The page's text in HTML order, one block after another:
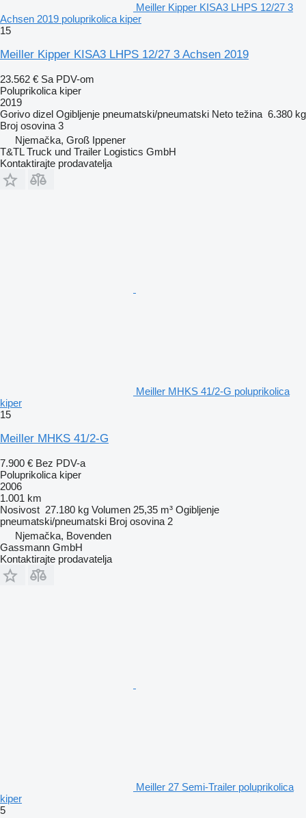
Meiller Kipper KISA3 LHPS 12/27 3
Achsen 2019 poluprikolica kiper
15
Meiller Kipper KISA3 LHPS 12/27 3 Achsen 2019
23.562 € Sa PDV-om
Poluprikolica kiper
2019
Gorivo dizel Ogibljenje pneumatski/pneumatski Neto težina 6.380 kg
Broj osovina 3
Njemačka, Groß Ippener
T&TL Truck und Trailer Logistics GmbH
Kontaktirajte prodavatelja
Meiller MHKS 41/2-G poluprikolica
kiper
15
Meiller MHKS 41/2-G
7.900 € Bez PDV-a
Poluprikolica kiper
2006
1.001 km
Nosivost 27.180 kg Volumen 25,35 m³ Ogibljenje
pneumatski/pneumatski Broj osovina 2
Njemačka, Bovenden
Gassmann GmbH
Kontaktirajte prodavatelja
Meiller 27 Semi-Trailer poluprikolica
kiper
5